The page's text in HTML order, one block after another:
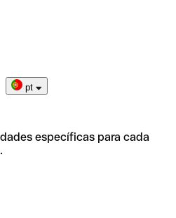
pt
específicas para cada